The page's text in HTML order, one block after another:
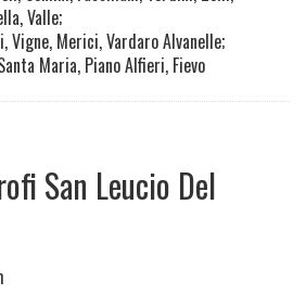
Valle;
Vigne, Merici, Vardaro Alvanelle;
Maria, Piano Alfieri, Fievo
San Leucio Del